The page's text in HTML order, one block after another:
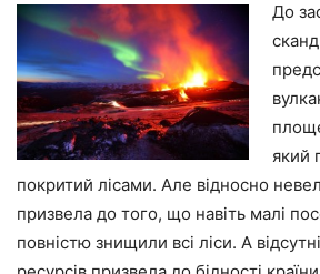
До
який
покритий лісами. Але відносно
призвела до того, що навіть малі
повністю знищили всі ліси. А